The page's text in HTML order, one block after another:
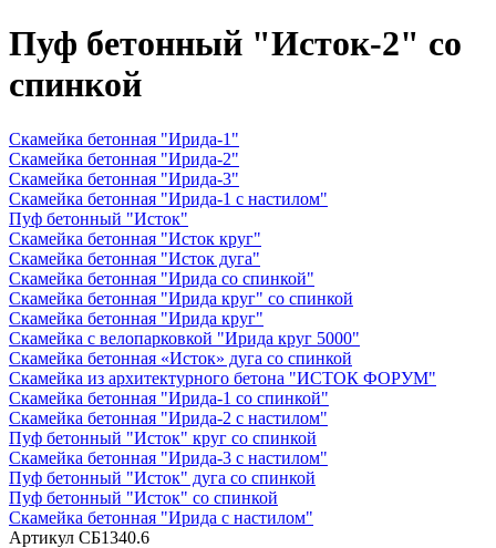
Пуф бетонный "Исток-2" со
спинкой
Скамейка бетонная "Ирида-1"
Скамейка бетонная "Ирида-2"
Скамейка бетонная "Ирида-3"
Скамейка бетонная "Ирида-1 с настилом"
Пуф бетонный "Исток"
Скамейка бетонная "Исток круг"
Скамейка бетонная "Исток дуга"
Скамейка бетонная "Ирида со спинкой"
Скамейка бетонная "Ирида круг" со спинкой
Скамейка бетонная "Ирида круг"
Скамейка с велопарковкой "Ирида круг 5000"
Скамейка бетонная «Исток» дуга со спинкой
Скамейка из архитектурного бетона "ИСТОК ФОРУМ"
Скамейка бетонная "Ирида-1 со спинкой"
Скамейка бетонная "Ирида-2 с настилом"
Пуф бетонный "Исток" круг со спинкой
Скамейка бетонная "Ирида-3 с настилом"
Пуф бетонный "Исток" дуга со спинкой
Пуф бетонный "Исток" со спинкой
Скамейка бетонная "Ирида с настилом"
Артикул СБ1340.6